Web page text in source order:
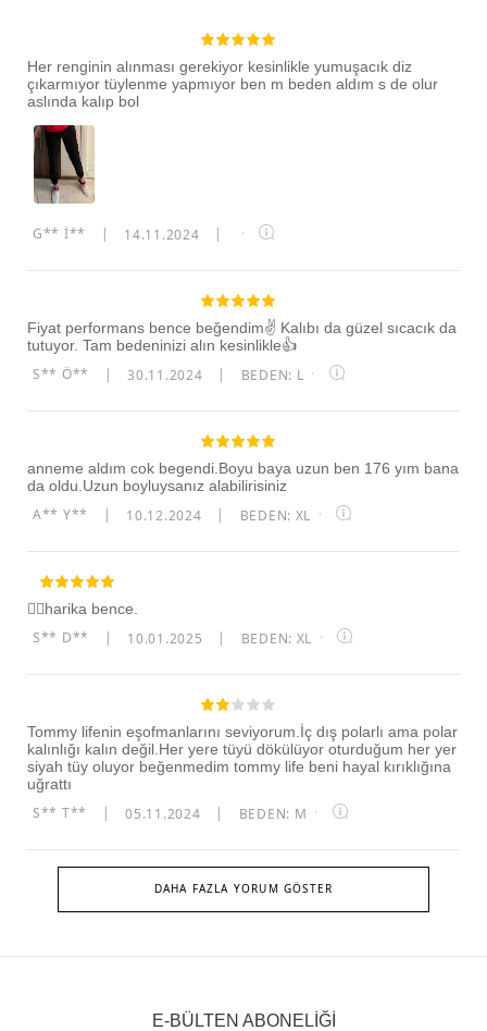
Her renginin alınması gerekiyor kesinlikle yumuşacık diz
çıkarmıyor tüylenme yapmıyor ben m beden aldım s de olur
aslında kalıp bol
G** İ** 14.11.2024 ·
Fiyat performans bence beğendim✌️ Kalıbı da güzel sıcacık da
tutuyor. Tam bedeninizi alın kesinlikle👍
S** Ö** 30.11.2024 BEDEN: L ·
anneme aldım cok begendi.Boyu baya uzun ben 176 yım bana
da oldu.Uzun boyluysanız alabilirisiniz
A** Y** 10.12.2024 BEDEN: XL ·
👍🏻harika bence.
S** D** 10.01.2025 BEDEN: XL ·
Tommy lifenin eşofmanlarını seviyorum.İç dış polarlı ama polar
kalınlığı kalın değil.Her yere tüyü dökülüyor oturduğum her yer
siyah tüy oluyor beğenmedim tommy life beni hayal kırıklığına
uğrattı
S** T** 05.11.2024 BEDEN: M ·
DAHA FAZLA YORUM GÖSTER
E-BÜLTEN ABONELİĞİ